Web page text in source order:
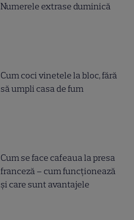
Numerele extrase duminică
Cum coci vinetele la bloc, fără
să umpli casa de fum
Cum se face cafeaua la presa
franceză – cum funcționează
și care sunt avantajele